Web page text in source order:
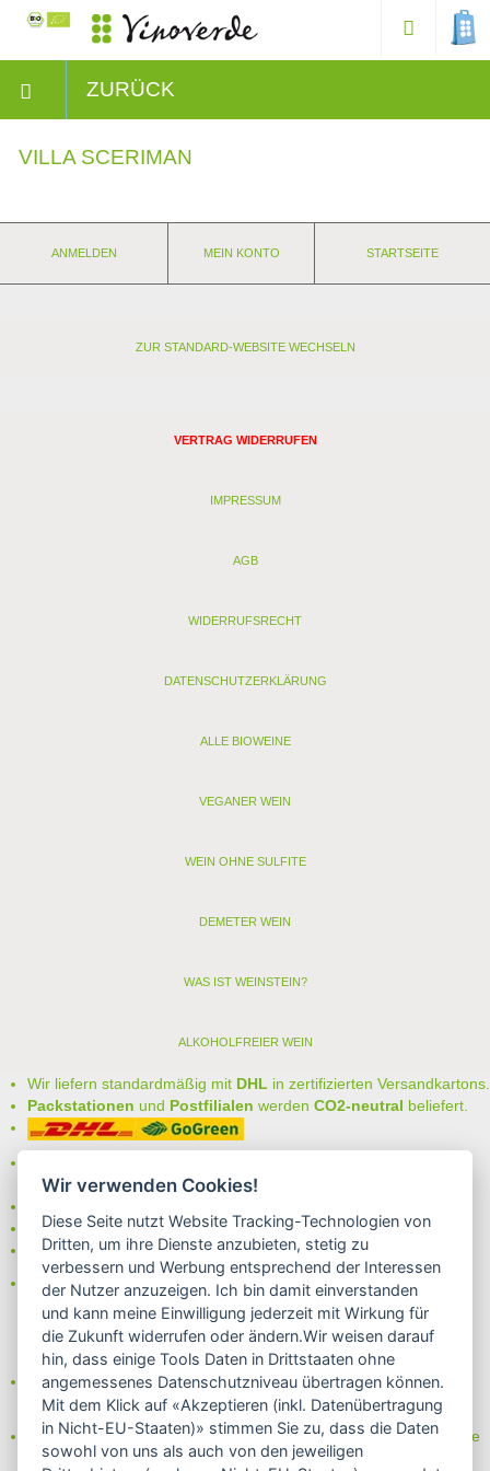
ZURÜCK
VILLA SCERIMAN
ANMELDEN MEIN KONTO STARTSEITE
ZUR STANDARD-WEBSITE WECHSELN
VERTRAG WIDERRUFEN
IMPRESSUM
AGB
WIDERRUFSRECHT
DATENSCHUTZERKLÄRUNG
ALLE BIOWEINE
VEGANER WEIN
WEIN OHNE SULFITE
DEMETER WEIN
WAS IST WEINSTEIN?
ALKOHOLFREIER WEIN
Wir liefern standardmäßig mit DHL in zertifizierten Versandkartons.
Packstationen und Postfilialen werden CO2-neutral beliefert.
auswählen:
- Rechnung
- Lastschrift/Bankeinzug
Das Internetsiegel "GEPRÜFTER SHOP – Sicher einkaufen":
Partner von:
Wine in Moderation - bewußt genießen
Erfahren Sie mehr über Biowein in unserem Blog oder Folgen Sie
uns!
Wir verwenden Cookies!
Diese Seite nutzt Website Tracking-Technologien von
Dritten, um ihre Dienste anzubieten, stetig zu
verbessern und Werbung entsprechend der Interessen
der Nutzer anzuzeigen. Ich bin damit einverstanden
und kann meine Einwilligung jederzeit mit Wirkung für
die Zukunft widerrufen oder ändern.Wir weisen darauf
hin, dass einige Tools Daten in Drittstaaten ohne
angemessenes Datenschutzniveau übertragen können.
Mit dem Klick auf «Akzeptieren (inkl. Datenübertragung
in Nicht-EU-Staaten)» stimmen Sie zu, dass die Daten
sowohl von uns als auch von den jeweiligen